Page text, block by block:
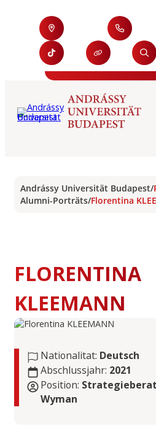
Andrássy Universität Budapest/
Alumni-Porträts/Florentina
FLORENTINA
KLEEMANN
Nationalitat: Deutsch
Abschlussjahr: 2021
Position:
Wyman